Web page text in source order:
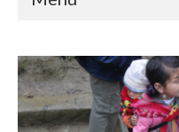
Chili
Pérou